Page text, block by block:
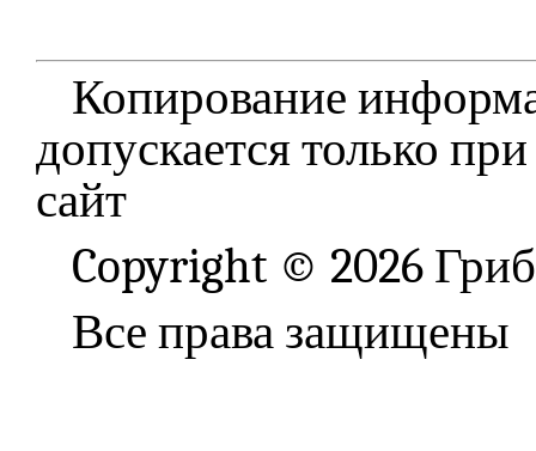
Копирование
допускается только
сайт
Copyright © 2026
Все права защищены